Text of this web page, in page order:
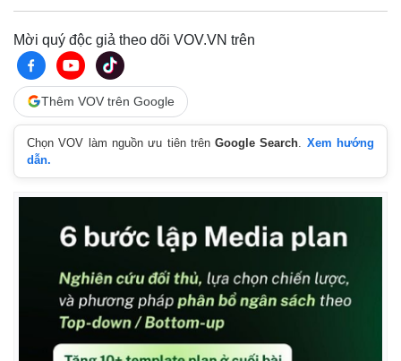
Mời quý độc giả theo dõi VOV.VN trên
Thêm VOV trên Google
Chọn VOV làm nguồn ưu tiên trênGoogle Search
Xem hướng
dẫn.